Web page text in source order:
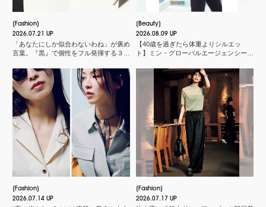
Fashion
2026.07.21 UP
「あなたにしか似合わないわね」が褒め
言葉。『黒』で個性をフル発揮する３つ
Beauty
2026.08.09 UP
【40歳を過ぎたら体重よりシルエッ
ト】ミン・グローバルエージェンシー
Fashion
2026.07.14 UP
Fashion
2026.07.17 UP